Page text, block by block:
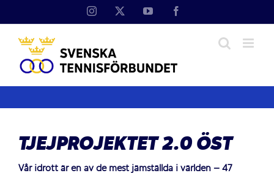
Instagram YouTube
TJEJPROJEKTET 2.0 ÖST
Vår idrott är en av de mest jämställda i världen – 47